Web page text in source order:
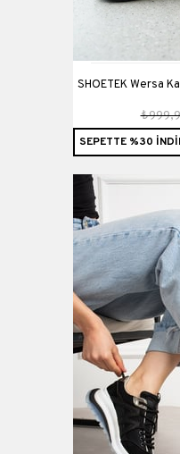
SHOETEK Wersa Kadın
SEPETTE %30